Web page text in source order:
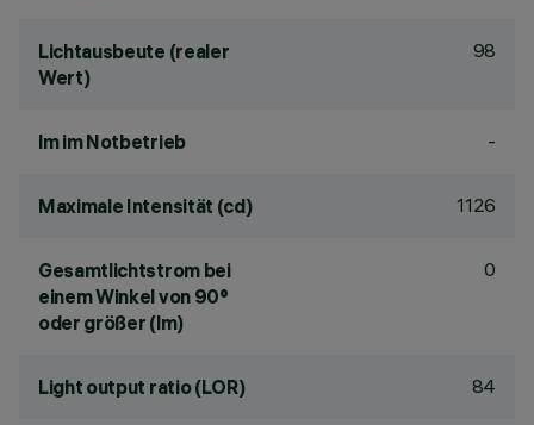
Lichtausbeute (realer
Wert)
98
lm im Notbetrieb -
Maximale Intensität (cd) 1126
Gesamtlichtstrom bei
einem Winkel von 90°
oder größer (lm)
0
Light output ratio (LOR) 84